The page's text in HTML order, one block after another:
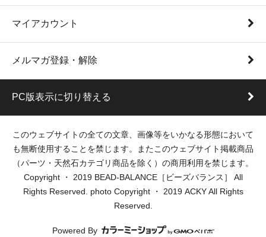
マイアカウント
メルマガ登録・解除
PC版表示に切り替える
このウェブサイトの全ての文章、画像等をいかなる形態において
も無断使用することを禁じます。またこのウェブサイト掲載商品
（パーツ・天然石カテゴリ商品を除く）の商用利用を禁じます。
Copyright ・ 2019 BEAD-BALANCE［ビーズバランス］ All
Rights Reserved. photo Copyright ・ 2019 ACKY All Rights
Reserved.
Powered By